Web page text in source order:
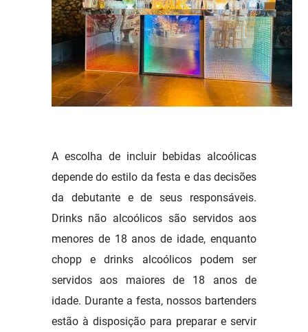
A escolha de incluir bebidas alcoólicas
depende do estilo da festa e das decisões
da debutante e de seus responsáveis.
Drinks não alcoólicos são servidos aos
menores de 18 anos de idade, enquanto
chopp e drinks alcoólicos podem ser
servidos aos maiores de 18 anos de
idade. Durante a festa, nossos bartenders
estão à disposição para preparar e servir